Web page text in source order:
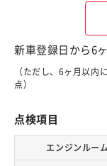
新車登録日から6
（ただし、6ヶ月以
点）
点検項目
エンジンルー